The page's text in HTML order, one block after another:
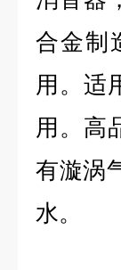
合金制
用。适
用。高
有漩涡
水。